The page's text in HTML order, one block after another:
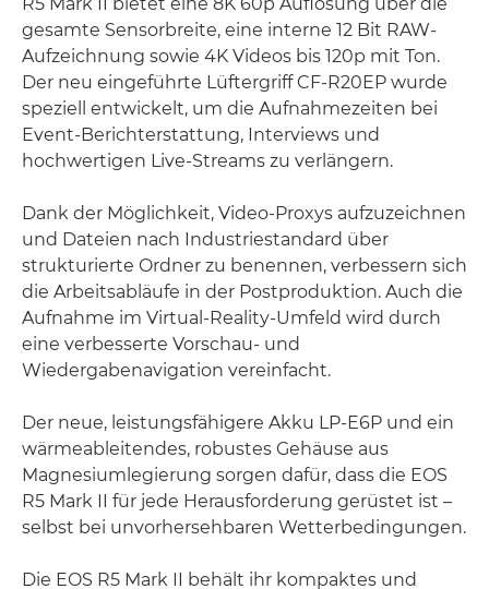
gesamte Sensorbreite, eine interne 12 Bit RAW-
Aufzeichnung sowie 4K Videos bis 120p mit Ton.
Der neu eingeführte Lüftergriff CF-R20EP wurde
speziell entwickelt, um die Aufnahmezeiten bei
Event-Berichterstattung, Interviews und
hochwertigen Live-Streams zu verlängern.
Dank der Möglichkeit, Video-Proxys aufzuzeichnen
und Dateien nach Industriestandard über
strukturierte Ordner zu benennen, verbessern sich
die Arbeitsabläufe in der Postproduktion. Auch die
Aufnahme im Virtual-Reality-Umfeld wird durch
eine verbesserte Vorschau- und
Wiedergabenavigation vereinfacht.
Der neue, leistungsfähigere Akku LP-E6P und ein
wärmeableitendes, robustes Gehäuse aus
Magnesiumlegierung sorgen dafür, dass die EOS
R5 Mark II für jede Herausforderung gerüstet ist –
selbst bei unvorhersehbaren Wetterbedingungen.
Die EOS R5 Mark II behält ihr kompaktes und